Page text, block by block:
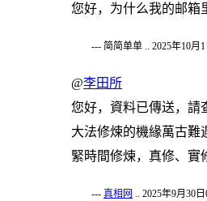
您好，为什么我的邮箱
--- 简简单单 .. 2025年10月
@李田所
您好，資料已傳送，請
大法修煉的機緣萬古難
緊時間修煉，真修、實
--- 真相网 .. 2025年9月30